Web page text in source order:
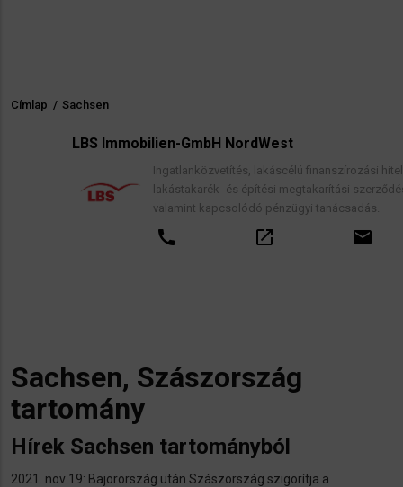
Morzsa
Címlap / Sachsen
LBS Immobilien-GmbH NordWest
Ingatlanközvetítés, lakáscélú finanszírozási hitelek,
lakástakarék- és építési megtakarítási szerződések,
valamint kapcsolódó pénzügyi tanácsadás.
Sachsen, Szászország
tartomány
Hírek Sachsen tartományból
2021. nov 19: Bajorország után Szászország szigorítja a